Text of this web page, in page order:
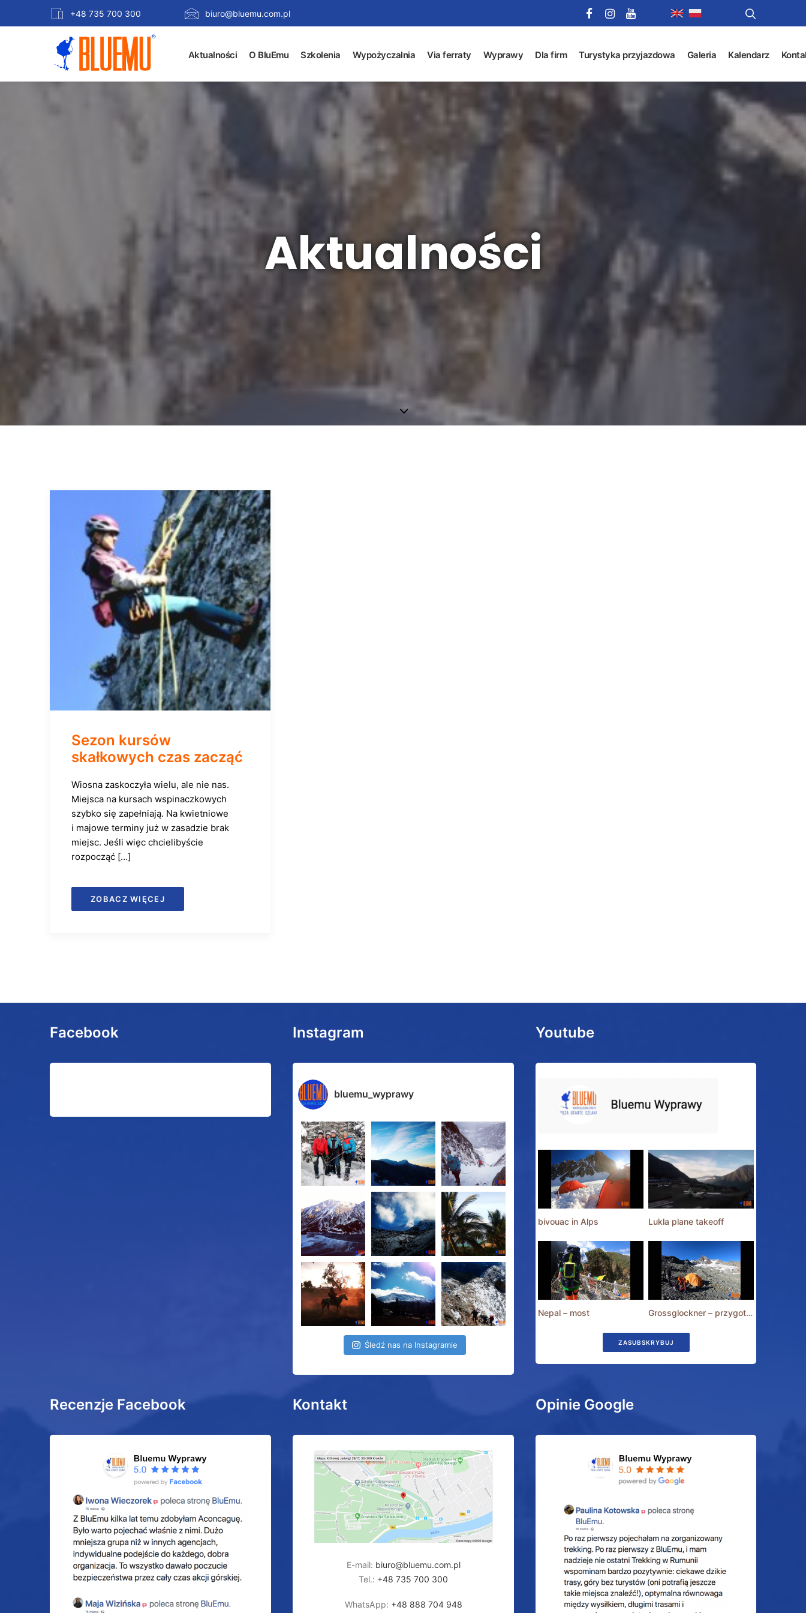
+48 735 700 300 biuro@bluemu.com.pl
Aktualności O BluEmu Szkolenia Wypożyczalnia Via ferraty Wyprawy Dla firm Turystyka przyjazdowa Galeria Kalendarz
Aktualności
Sezon kursów
skałkowych czas zacząć
Wiosna zaskoczyła wielu, ale nie nas.
Miejsca na kursach wspinaczkowych
szybko się zapełniają. Na kwietniowe
i majowe terminy już w zasadzie brak
miejsc. Jeśli więc chcielibyście
rozpocząć […]
ZOBACZ WIĘCEJ
Facebook Instagram
bluemu_wyprawy
Śledź nas na Instagramie
Youtube
bivouac in Alps Lukla plane takeoff
Nepal – most Grossglockner – przygotowania
ZASUBSKRYBUJ
Recenzje Facebook Kontakt
E-mail: biuro@bluemu.com.pl
Tel.: +48 735 700 300
WhatsApp: +48 888 704 948
Opinie Google